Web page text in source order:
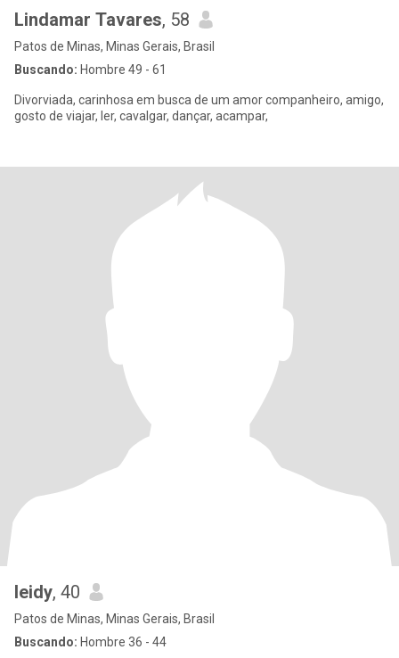
Lindamar Tavares, 58
Patos de Minas, Minas Gerais, Brasil
Buscando: Hombre 49 - 61
Divorviada, carinhosa em busca de um amor companheiro, amigo,
gosto de viajar, ler, cavalgar, dançar, acampar,
leidy, 40
Patos de Minas, Minas Gerais, Brasil
Buscando: Hombre 36 - 44